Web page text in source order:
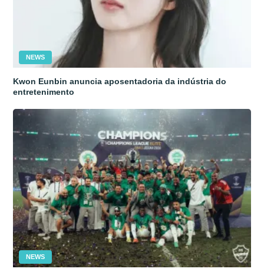
NEWS
Kwon Eunbin anuncia aposentadoria da indústria do
entretenimento
NEWS